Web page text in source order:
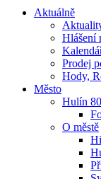
Aktuálně
Hlášení
Prodej
Hody,
Město
Hulín
O městě